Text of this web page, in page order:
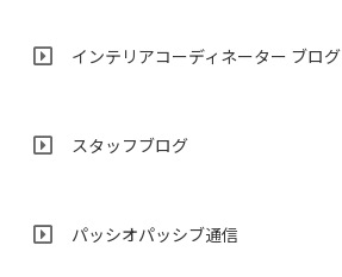
インテリアコーディネーター ブログ
スタッフブログ
パッシオパッシブ通信